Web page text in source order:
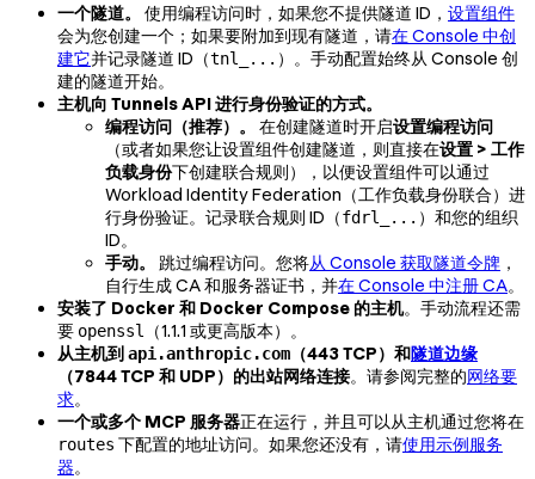
一个隧道。
使用编程访问时，如果您不提供隧道 ID， 设置组件
会为您创建一个；如果要附加到现有隧道，请在 Console 中创
建它并记录隧道 ID（tnl_... ）。手动配置始终从 Console 创
建的隧道开始。
主机向 Tunnels API 进行身份验证的方式。
编程访问（推荐）。
在创建隧道时开启设置编程访问
（或者如果您让设置组件创建隧道，则直接在设置 > 工作
负载身份下创建联合规则），以便设置组件可以通过
Workload Identity Federation（工作负载身份联合）进
行身份验证。记录联合规则 ID（fdrl_... ）和您的组织
ID。
手动。
跳过编程访问。您将从 Console 获取隧道令牌 ，
自行生成 CA 和服务器证书，并在 Console 中注册 CA。
安装了 Docker 和 Docker Compose 的主机。手动流程还需
要 openssl
（1.1.1 或更高版本）。
从主机到api.anthropic.com （443 TCP）和隧道边缘
（7844 TCP 和 UDP）的出站网络连接。请参阅完整的网络要
求。
一个或多个 MCP 服务器正在运行，并且可以从主机通过您将在
routes 下配置的地址访问。如果您还没有，请使用示例服务
器。